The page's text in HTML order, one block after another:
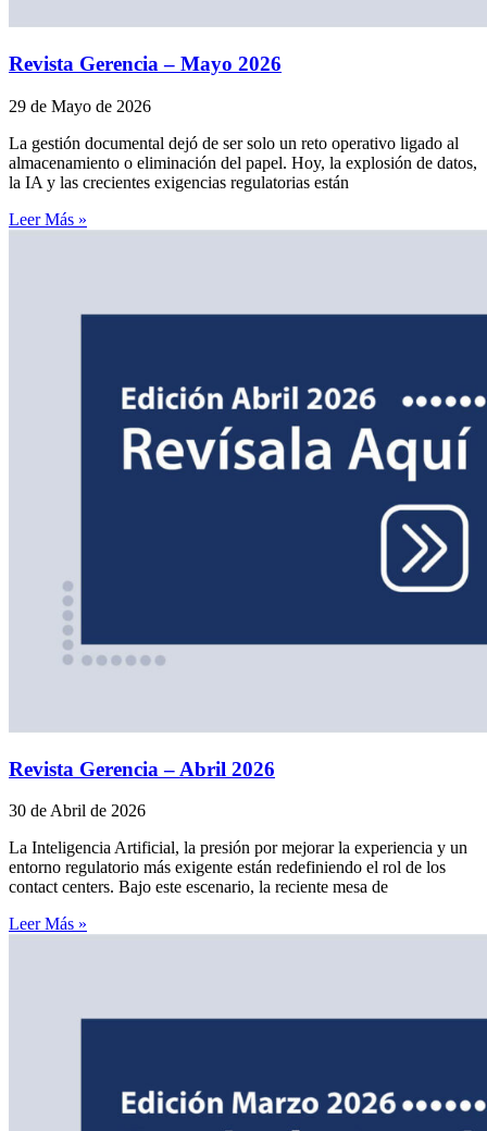
Revista Gerencia – Mayo 2026
29 de Mayo de 2026
La gestión documental dejó de ser solo un reto operativo ligado al
almacenamiento o eliminación del papel. Hoy, la explosión de datos,
la IA y las crecientes exigencias regulatorias están
Leer Más »
Revista Gerencia – Abril 2026
30 de Abril de 2026
La Inteligencia Artificial, la presión por mejorar la experiencia y un
entorno regulatorio más exigente están redefiniendo el rol de los
contact centers. Bajo este escenario, la reciente mesa de
Leer Más »